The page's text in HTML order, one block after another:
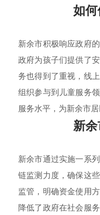
如
新余市积极响应政府的
政府为孩子们提供了
务也得到了重视，线
组织参与到儿童服务
服务水平，为新余市
新
新余市通过实施一系列
链监测力度，确保这
监管，明确资金使用
降低了政府在社会服